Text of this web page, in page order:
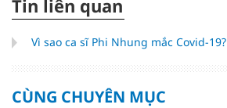
Tin liên quan
Vì sao ca sĩ Phi Nhung mắc Covid-19?
CÙNG CHUYÊN MỤC